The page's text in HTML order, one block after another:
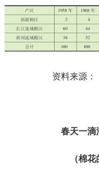
资料来源：
春天一滴
（棉